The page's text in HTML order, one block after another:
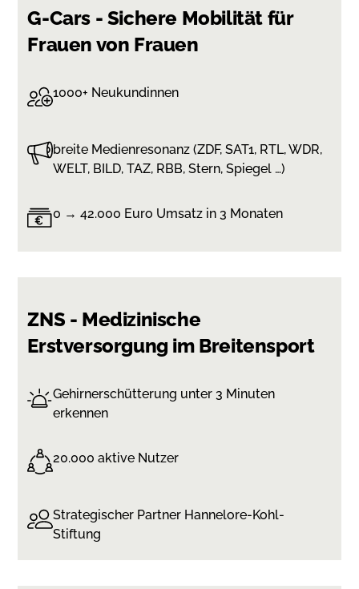
G-Cars - Sichere Mobilität für
Frauen von Frauen
1000+ Neukundinnen
breite Medienresonanz (ZDF, SAT1, RTL, WDR,
WELT, BILD, TAZ, RBB, Stern, Spiegel …)
0 → 42.000 Euro Umsatz in 3 Monaten
ZNS - Medizinische
Erstversorgung im Breitensport
Gehirnerschütterung unter 3 Minuten
erkennen
20.000 aktive Nutzer
Strategischer Partner Hannelore-Kohl-
Stiftung